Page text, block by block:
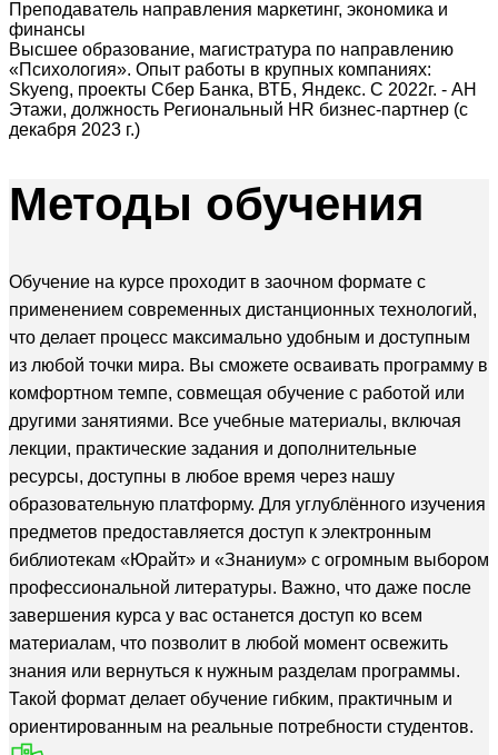
Преподаватель направления маркетинг, экономика и
финансы
Высшее образование, магистратура по направлению
«Психология». Опыт работы в крупных компаниях:
Skyeng, проекты Сбер Банка, ВТБ, Яндекс. С 2022г. - АН
Этажи, должность Региональный HR бизнес-партнер (с
декабря 2023 г.)
Методы обучения
Обучение на курсе проходит в заочном формате с
применением современных дистанционных технологий,
что делает процесс максимально удобным и доступным
из любой точки мира. Вы сможете осваивать программу в
комфортном темпе, совмещая обучение с работой или
другими занятиями. Все учебные материалы, включая
лекции, практические задания и дополнительные
ресурсы, доступны в любое время через нашу
образовательную платформу. Для углублённого изучения
предметов предоставляется доступ к электронным
библиотекам «Юрайт» и «Знаниум» с огромным выбором
профессиональной литературы. Важно, что даже после
завершения курса у вас останется доступ ко всем
материалам, что позволит в любой момент освежить
знания или вернуться к нужным разделам программы.
Такой формат делает обучение гибким, практичным и
ориентированным на реальные потребности студентов.